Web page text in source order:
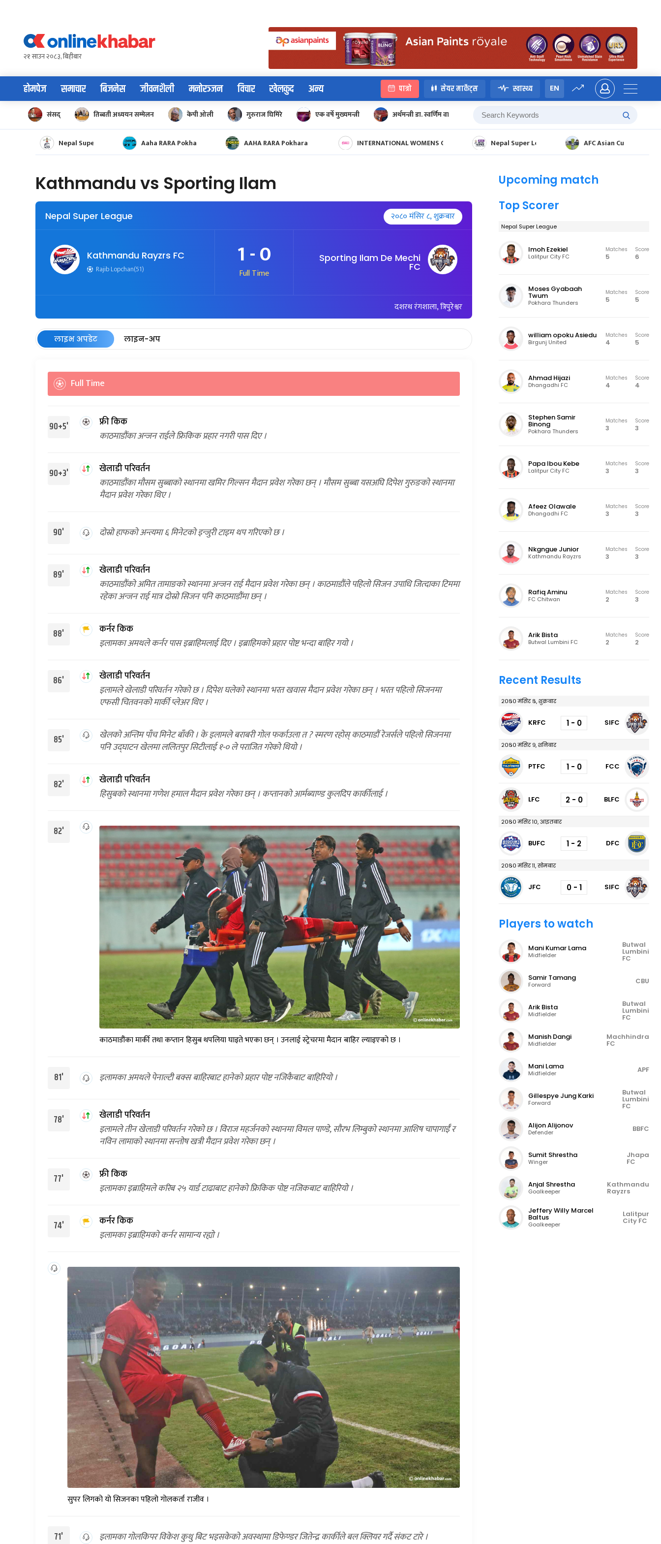
content२१ साउन २०८३, बिहीबार
होमपेज समाचार बिजनेस जीवनशैली मनोरञ्जन विचार खेलकुद अन्य पात्रो सेयर मार्केट्स स्वास्थ्य EN
संसद् तिब्बती अध्ययन सम्मेलन केपी ओली गुरुराज घिमिरे एक वर्षे मुख्यमन्त्री अर्थमन्त्री डा. स्वर्णिम वाग्ले
Nepal Super League Aaha RARA Pokhara gold cup AAHA RARA Pokhara Gold Cup 2025INTERNATIONAL WOMENS CHAMPIONSHIP 2025Nepal Super League 2025 AFC Asian Cup Qualifier
Kathmandu vs Sporting Ilam
Nepal Super League २०८० मंसिर ८, शुक्रबार
Kathmandu Rayzrs FC
Rajib Lopchan(51) 1 - 0
Full Time
Sporting Ilam De Mechi
FC
दशरथ रंगशाला, त्रिपुरेश्वर
लाइभ अपडेट लाइन-अप
Full Time
90+5'
फ्री किक
काठमाडौंका अन्जन राईले फ्रिकिक प्रहार नगरी पास दिए ।
90+3'
खेलाडी परिवर्तन
काठमाडौंका मौसम सुब्बाको स्थानमा खमिर गिल्सन मैदान प्रवेश गरेका छन् । मौसम सुब्बा यसअघि दिपेश गुरुङको स्थानमा
मैदान प्रवेश गरेका थिए ।
90' दोस्रो हाफको अन्त्यमा ६ मिनेटको इन्जुरी टाइम थप गरिएको छ ।
89'
खेलाडी परिवर्तन
काठमाडौंको अमित तामाङको स्थानमा अन्जन राई मैदान प्रवेश गरेका छन् । काठमाडौंले पहिलो सिजन उपाधि जित्दाका टिममा
रहेका अन्जन राई मात्र दोस्रो सिजन पनि काठमाडौंमा छन् ।
88'
कर्नर किक
इलामका अमथले कर्नर पास इब्राहिमलाई दिए । इब्राहिमको प्रहार पोष्ट भन्दा बाहिर गयो ।
86'
खेलाडी परिवर्तन
इलामले खेलाडी परिवर्तन गरेको छ । दिपेश घलेको स्थानमा भरत खवास मैदान प्रवेश गरेका छन् । भरत पहिलो सिजनमा
एफसी चितवनको मार्की प्लेअर थिए ।
85'
खेलको अन्तिम पाँच मिनेट बाँकी । के इलामले बराबरी गोल फर्काउला त ? स्मरण रहोस् काठमाडौं रेजर्सले पहिलो सिजनमा
पनि उद्घाटन खेलमा ललितपुर सिटीलाई १-० ले पराजित गरेको थियो ।
82'
खेलाडी परिवर्तन
हिसुबको स्थानमा गणेश हमाल मैदान प्रवेश गरेका छन् । कप्तानको आर्मब्याण्ड कुलदिप कार्कीलाई ।
82'
काठमाडौंका मार्की तथा कप्तान हिसुब थपलिया घाइते भएका छन् । उनलाई स्ट्रेचरमा मैदान बाहिर ल्याइएको छ ।
81' इलामका अमथले पेनाल्टी बक्स बाहिरबाट हानेको प्रहार पोष्ट नजिकैबाट बाहिरियो ।
78'
खेलाडी परिवर्तन
इलामले तीन खेलाडी परिवर्तन गरेको छ । विराज महर्जनको स्थानमा विमल पाण्डे, सौरभ लिम्बुको स्थानमा आशिष चापागाईँ र
नविन लामाको स्थानमा सन्तोष खत्री मैदान प्रवेश गरेका छन् ।
77'
फ्री किक
इलामका इब्राहिमले करिब २५ यार्ड टाढाबाट हानेको फ्रिकिक पोष्ट नजिकबाट बाहिरियो ।
74'
कर्नर किक
इलामका इब्राहिमको कर्नर सामान्य रह्यो ।
सुपर लिगको यो सिजनका पहिलो गोलकर्ता राजीव ।
71' इलामका गोलकिपर विकेश कुथु बिट भइसकेको अवस्थामा डिफेण्डर जितेन्द्र कार्कीले बल क्लियर गर्दै संकट टारे ।
Upcoming match
Top Scorer
Nepal Super League
Imoh Ezekiel
Lalitpur City FC
Matches
5
Score
6
Moses Gyabaah
Twum
Pokhara Thunders
Matches
5
Score
5
william opoku Asiedu
Birgunj United
Matches
4
Score
5
Ahmad Hijazi
Dhangadhi FC
Matches
4
Score
4
Stephen Samir
Binong
Pokhara Thunders
Matches
3
Score
3
Papa Ibou Kebe
Lalitpur City FC
Matches
3
Score
3
Afeez Olawale
Dhangadhi FC
Matches
3
Score
3
Nkgngue Junior
Kathmandu Rayzrs
Matches
3
Score
3
Rafiq Aminu
FC Chitwan
Matches
2
Score
3
Arik Bista
Butwal Lumbini FC
Matches
2
Score
2
Recent Results
२०८० मंसिर ८, शुक्रबार
KRFC 1 - 0 SIFC
२०८० मंसिर ९, शनिबार
PTFC 1 - 0 FCC
LFC 2 - 0 BLFC
२०८० मंसिर १०, आइतबार
BUFC 1 - 2 DFC
२०८० मंसिर ११, सोमबार
JFC 0 - 1 SIFC
Players to watch
Mani Kumar Lama
Midfielder
Butwal
Lumbini
FC
Samir Tamang
Forward CBU
Arik Bista
Midfielder
Butwal
Lumbini
FC
Manish Dangi
Midfielder
Machhindra
FC
Mani Lama
Midfielder APF
Gillespye Jung Karki
Forward
Butwal
Lumbini
FC
Alijon Alijonov
Defender BBFC
Sumit Shrestha
Winger
Jhapa
FC
Anjal Shrestha
Goalkeeper
Kathmandu
Rayzrs
Jeffery Willy Marcel
Baltus
Goalkeeper
Lalitpur
City FC